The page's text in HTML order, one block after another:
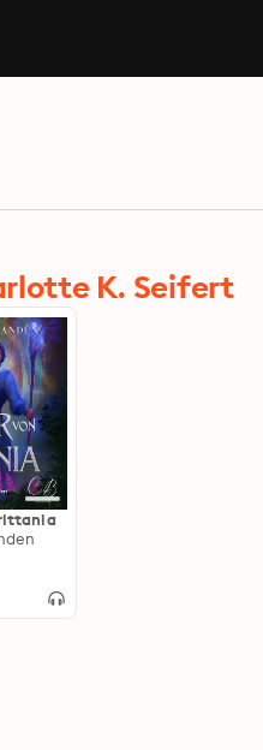
K. Seifert